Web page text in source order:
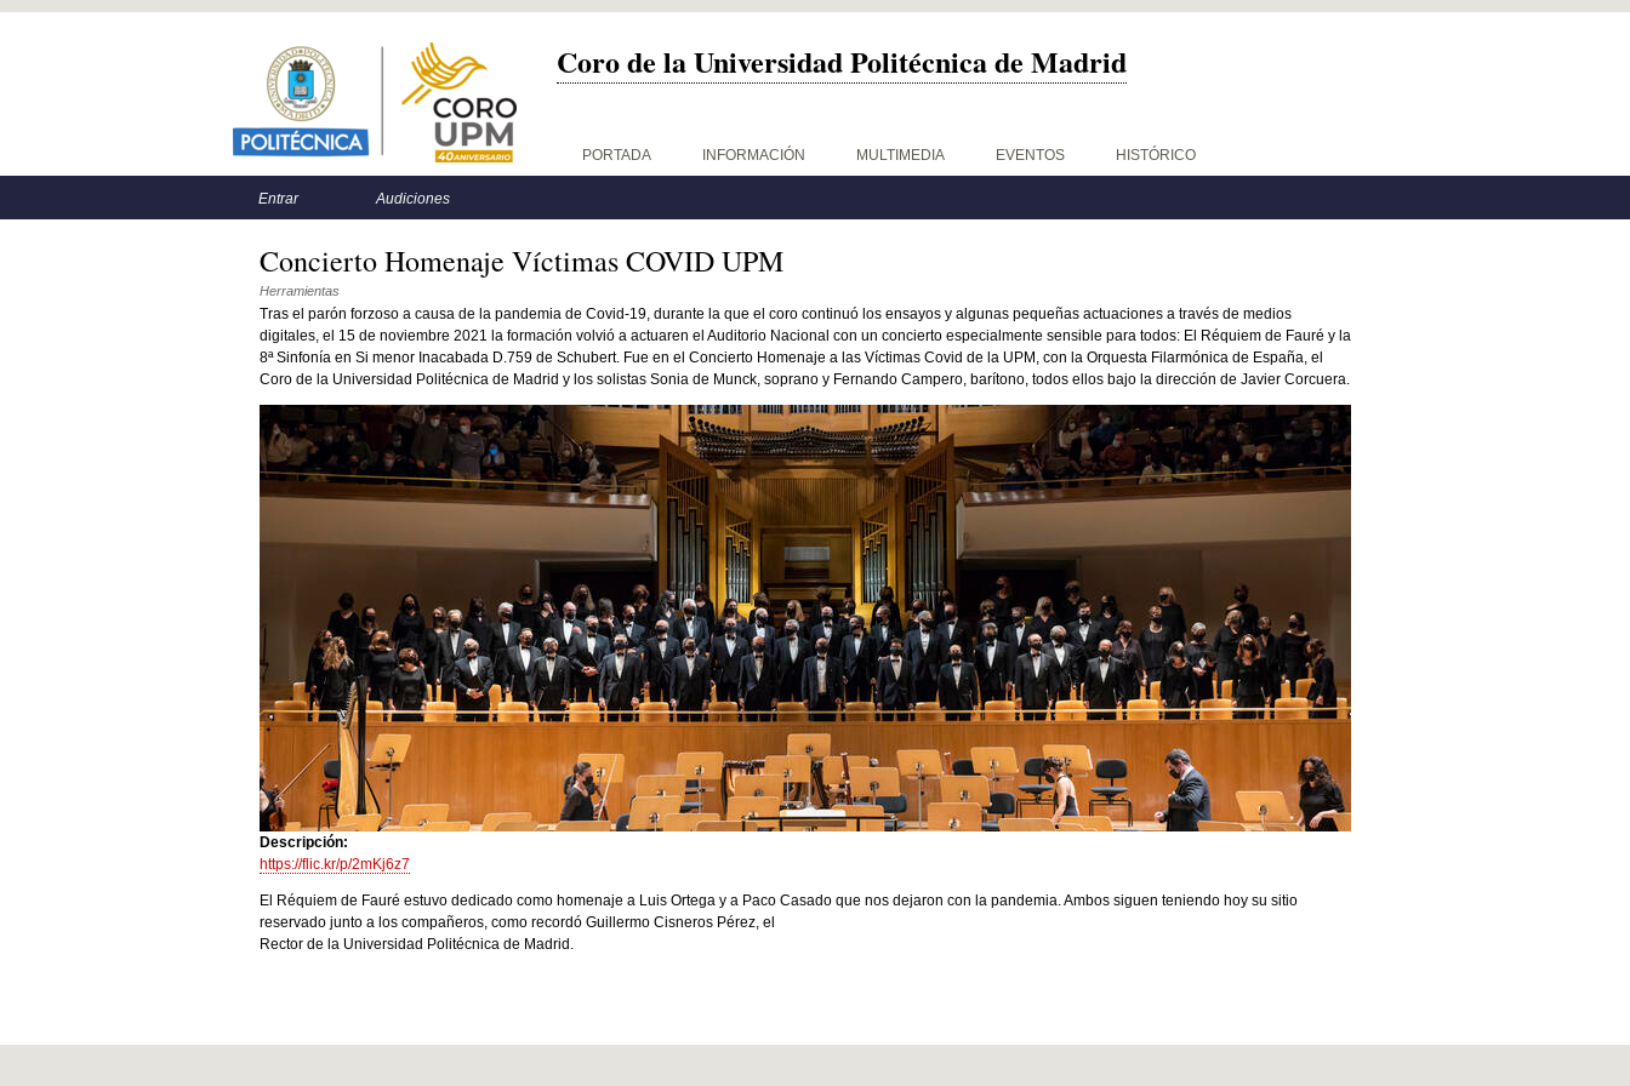
Coro de la Universidad Politécnica de Madrid
PORTADA INFORMACIÓN MULTIMEDIA EVENTOS HISTÓRICO
Entrar Audiciones
Concierto Homenaje Víctimas COVID UPM
Herramientas
Tras el parón forzoso a causa de la pandemia de Covid-19, durante la que el coro continuó los ensayos y algunas pequeñas actuaciones a través de medios
digitales, el 15 de noviembre 2021 la formación volvió a actuaren el Auditorio Nacional con un concierto especialmente sensible para todos: El Réquiem de Fauré y la
8ª Sinfonía en Si menor Inacabada D.759 de Schubert. Fue en el Concierto Homenaje a las Víctimas Covid de la UPM, con la Orquesta Filarmónica de España, el
Coro de la Universidad Politécnica de Madrid y los solistas Sonia de Munck, soprano y Fernando Campero, barítono, todos ellos bajo la dirección de Javier Corcuera.
51685967988_6ec46718e8_o.jpg
Descripción:
https://flic.kr/p/2mKj6z7
El Réquiem de Fauré estuvo dedicado como homenaje a Luis Ortega y a Paco Casado que nos dejaron con la pandemia. Ambos siguen teniendo hoy su sitio
reservado junto a los compañeros, como recordó Guillermo Cisneros Pérez, el
Rector de la Universidad Politécnica de Madrid.